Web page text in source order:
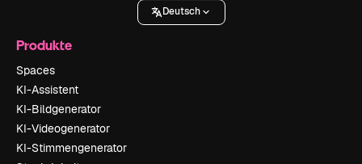
Deutsch
Produkte
Spaces
KI-Assistent
KI-Bildgenerator
KI-Videogenerator
KI-Stimmengenerator